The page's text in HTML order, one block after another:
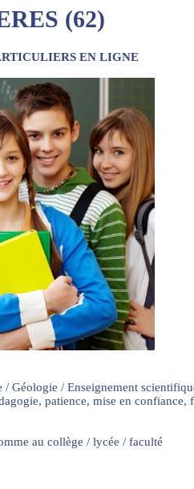
(62)
EN LIGNE
Géologie / Enseignement
patience, mise en confiance,
au collège / lycée / faculté